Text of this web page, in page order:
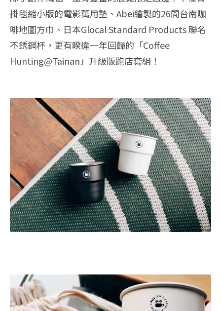
掛毯縮小版的電影萬用墊、Abei繪製的26間台南咖
啡地圖方巾、日本Glocal Standard Products‭ ‬聯名
不銹鋼杯，更有睽違一年回歸的「Coffee
Hunting@Tainan」升級版跑店套組！